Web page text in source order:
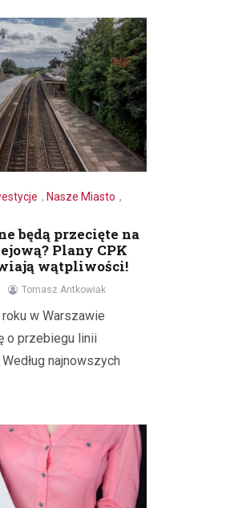
, Nasze Miasto ,
będą przecięte na
Plany CPK
wątpliwości!
Tomasz Antkowiak
w Warszawie
o przebiegu linii
najnowszych